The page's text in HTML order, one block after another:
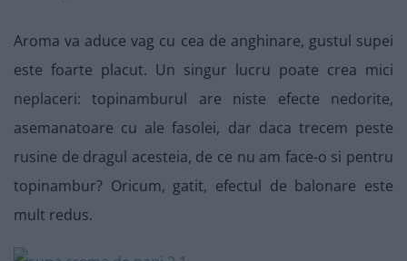
Aroma va aduce vag cu cea de anghinare, gustul supei
este foarte placut. Un singur lucru poate crea mici
neplaceri: topinamburul are niste efecte nedorite,
asemanatoare cu ale fasolei, dar daca trecem peste
rusine de dragul acesteia, de ce nu am face-o si pentru
topinambur? Oricum, gatit, efectul de balonare este
mult redus.